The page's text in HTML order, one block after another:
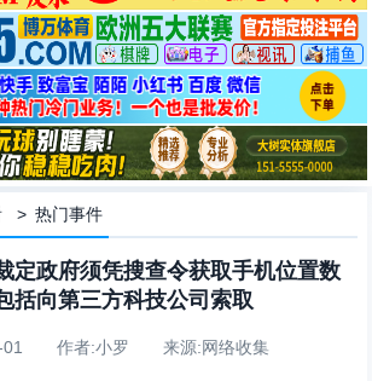
>热门事件
定政府须凭搜查令获取手机位置数
括向第三方科技公司索取
01 作者:小罗 来源:网络收集